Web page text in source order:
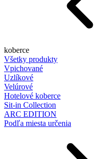
koberce
Všetky produkty
Vpichované
Uzlíkové
Velúrové
Hotelové koberce
Sit-in Collection
ARC EDITION
Podľa miesta určenia